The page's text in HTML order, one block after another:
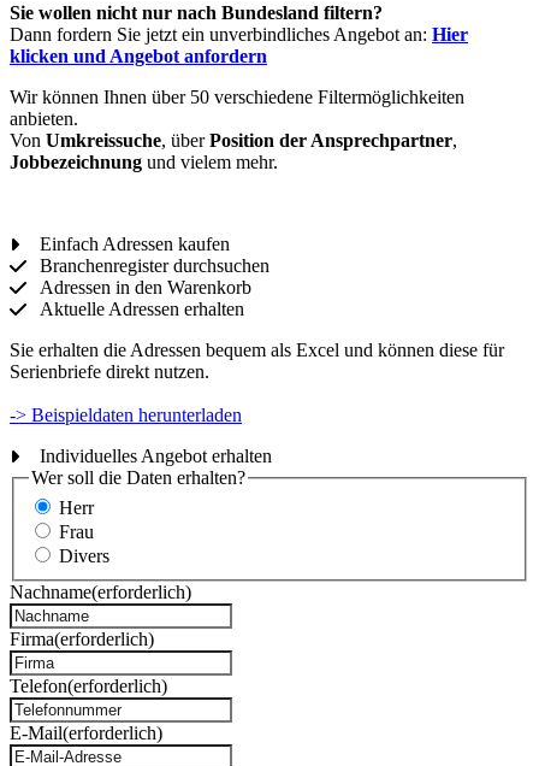
Sie wollen nicht nur nach Bundesland filtern?
Dann fordern Sie jetzt ein unverbindliches Angebot an: Hier
klicken und Angebot anfordern
Wir können Ihnen über 50 verschiedene Filtermöglichkeiten
anbieten.
Von Umkreissuche, überPosition der Ansprechpartner,
Jobbezeichnung und vielem mehr.
Einfach Adressen kaufen
Branchenregister durchsuchen
Adressen in den Warenkorb
Aktuelle Adressen erhalten
Sie erhalten die Adressen bequem als Excel und können diese für
Serienbriefe direkt nutzen.
-> Beispieldaten herunterladen
Individuelles Angebot erhalten
Wer soll die Daten erhalten?
Herr
Frau
Divers
Nachname(erforderlich)
Firma(erforderlich)
Telefon(erforderlich)
E-Mail(erforderlich)